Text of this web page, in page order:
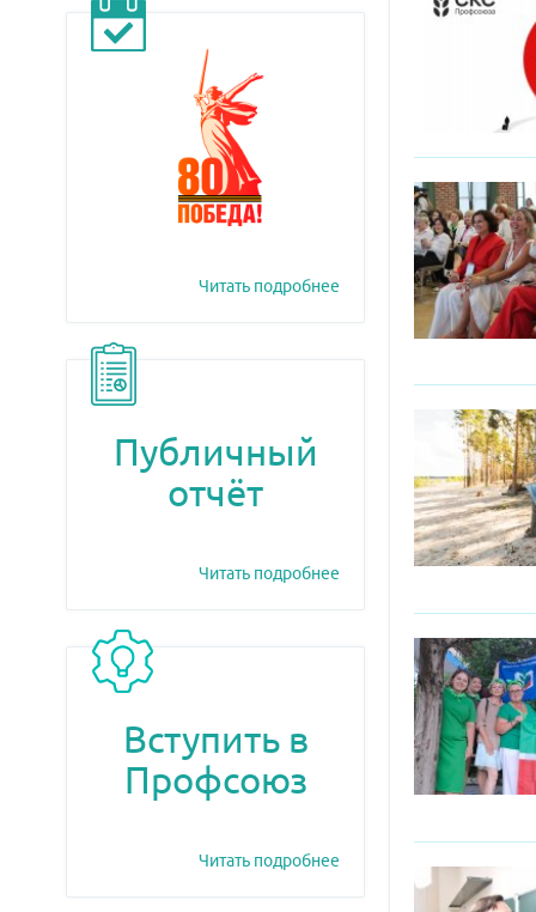
Читать подробнее
Публичный
отчёт
Читать подробнее
Вступить в
Профсоюз
Читать подробнее